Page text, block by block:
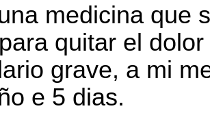
medicina que
quitar el
grave, a mi
e 5 dias.